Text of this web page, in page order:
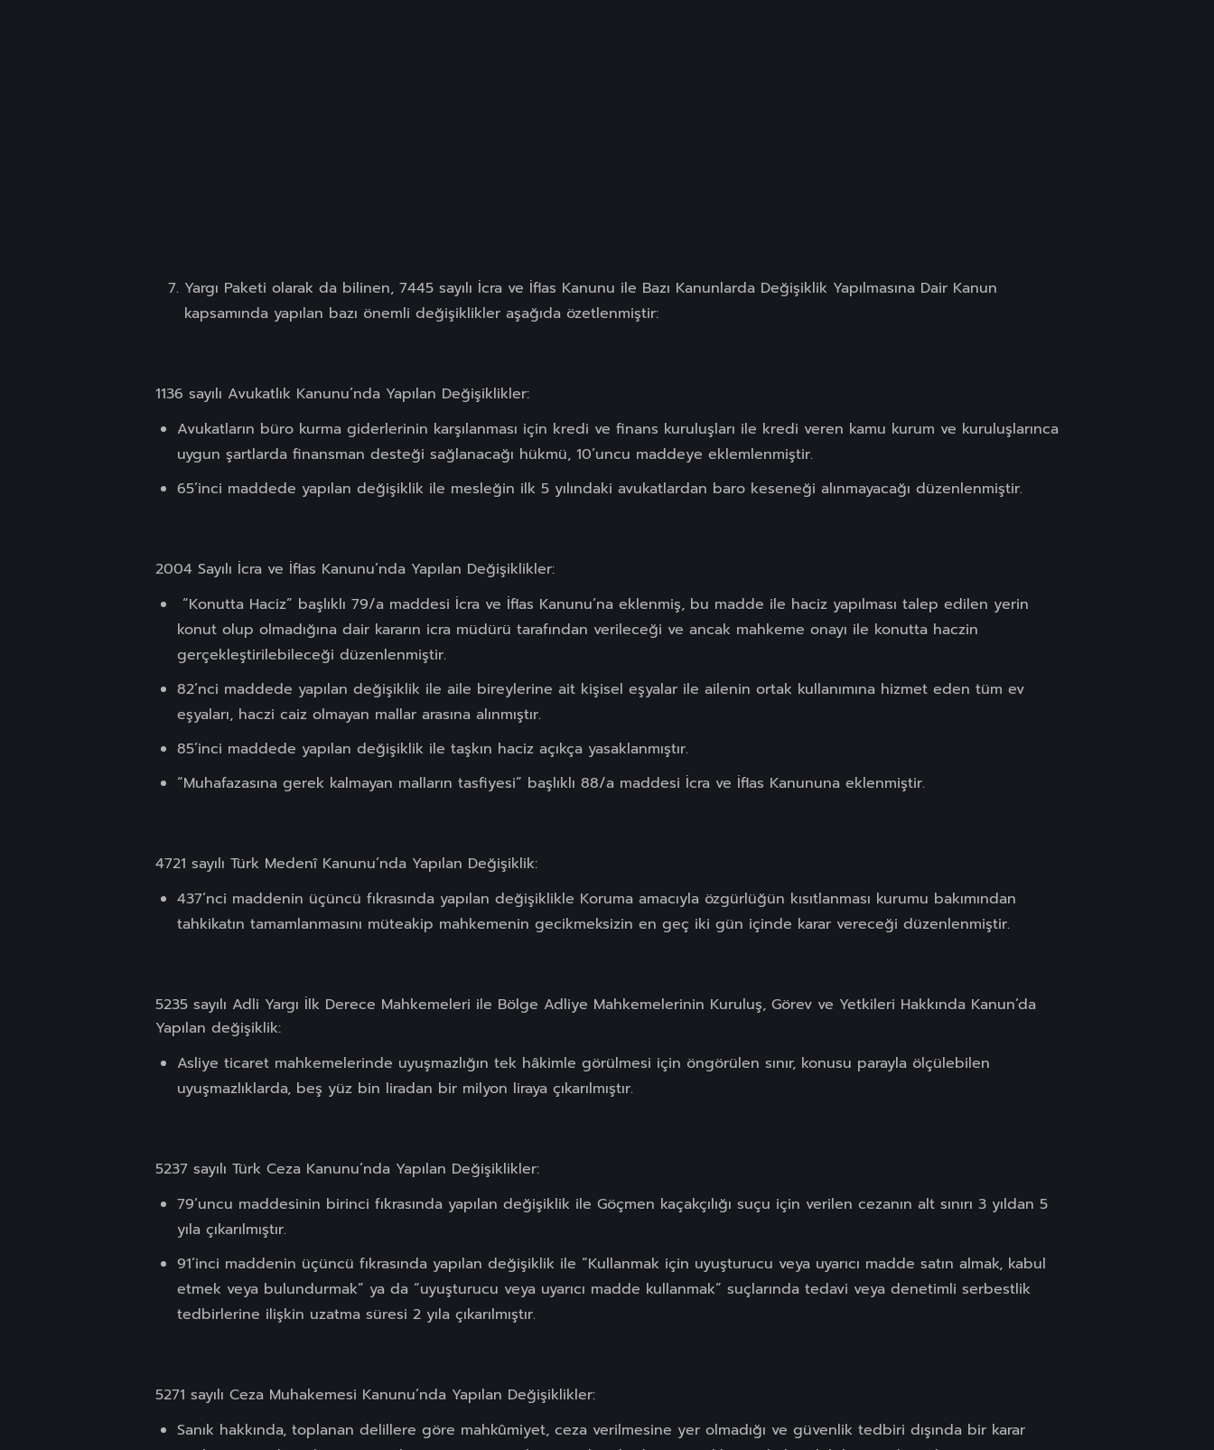
Yargı Paketi olarak da bilinen, 7445 sayılı İcra ve İflas Kanunu ile Bazı Kanunlarda Değişiklik Yapılmasına Dair Kanun
kapsamında yapılan bazı önemli değişiklikler aşağıda özetlenmiştir:
1136 sayılı Avukatlık Kanunu’nda Yapılan Değişiklikler:
Avukatların büro kurma giderlerinin karşılanması için kredi ve finans kuruluşları ile kredi veren kamu kurum ve kuruluşlarınca
uygun şartlarda finansman desteği sağlanacağı hükmü, 10’uncu maddeye eklemlenmiştir.
65’inci maddede yapılan değişiklik ile mesleğin ilk 5 yılındaki avukatlardan baro keseneği alınmayacağı düzenlenmiştir.
2004 Sayılı İcra ve İflas Kanunu’nda Yapılan Değişiklikler:
“Konutta Haciz” başlıklı 79/a maddesi İcra ve İflas Kanunu’na eklenmiş, bu madde ile haciz yapılması talep edilen yerin
konut olup olmadığına dair kararın icra müdürü tarafından verileceği ve ancak mahkeme onayı ile konutta haczin
gerçekleştirilebileceği düzenlenmiştir.
82’nci maddede yapılan değişiklik ile aile bireylerine ait kişisel eşyalar ile ailenin ortak kullanımına hizmet eden tüm ev
eşyaları, haczi caiz olmayan mallar arasına alınmıştır.
85’inci maddede yapılan değişiklik ile taşkın haciz açıkça yasaklanmıştır.
“Muhafazasına gerek kalmayan malların tasfiyesi” başlıklı 88/a maddesi İcra ve İflas Kanununa eklenmiştir.
4721 sayılı Türk Medenî Kanunu’nda Yapılan Değişiklik:
437’nci maddenin üçüncü fıkrasında yapılan değişiklikle Koruma amacıyla özgürlüğün kısıtlanması kurumu bakımından
tahkikatın tamamlanmasını müteakip mahkemenin gecikmeksizin en geç iki gün içinde karar vereceği düzenlenmiştir.
5235 sayılı Adli Yargı İlk Derece Mahkemeleri ile Bölge Adliye Mahkemelerinin Kuruluş, Görev ve Yetkileri Hakkında Kanun’da
Yapılan değişiklik:
Asliye ticaret mahkemelerinde uyuşmazlığın tek hâkimle görülmesi için öngörülen sınır, konusu parayla ölçülebilen
uyuşmazlıklarda, beş yüz bin liradan bir milyon liraya çıkarılmıştır.
5237 sayılı Türk Ceza Kanunu’nda Yapılan Değişiklikler:
79’uncu maddesinin birinci fıkrasında yapılan değişiklik ile Göçmen kaçakçılığı suçu için verilen cezanın alt sınırı 3 yıldan 5
yıla çıkarılmıştır.
91’inci maddenin üçüncü fıkrasında yapılan değişiklik ile “Kullanmak için uyuşturucu veya uyarıcı madde satın almak, kabul
etmek veya bulundurmak” ya da “uyuşturucu veya uyarıcı madde kullanmak” suçlarında tedavi veya denetimli serbestlik
tedbirlerine ilişkin uzatma süresi 2 yıla çıkarılmıştır.
5271 sayılı Ceza Muhakemesi Kanunu’nda Yapılan Değişiklikler:
Sanık hakkında, toplanan delillere göre mahkûmiyet, ceza verilmesine yer olmadığı ve güvenlik tedbiri dışında bir karar